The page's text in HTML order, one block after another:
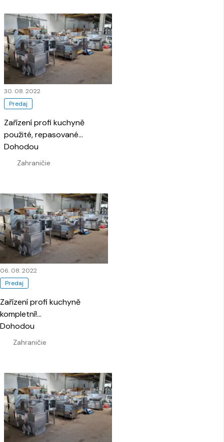
Predaj
30. 08. 2022
Zařízení profi kuchyně
použité, repasované
funkční!…
Zahraničie
Dohodou
Predaj
06. 08. 2022
Zařízení profi kuchyně
kompletní!…
Zahraničie
Dohodou